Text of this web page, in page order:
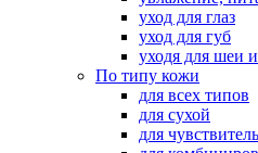
уход для глаз
уход для губ
уходя для шеи и
По типу кожи
для всех типов
для сухой
для